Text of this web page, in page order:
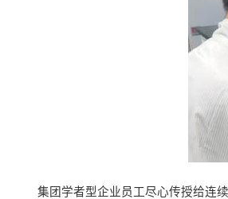
集团学者型企业员工尽心传授给连